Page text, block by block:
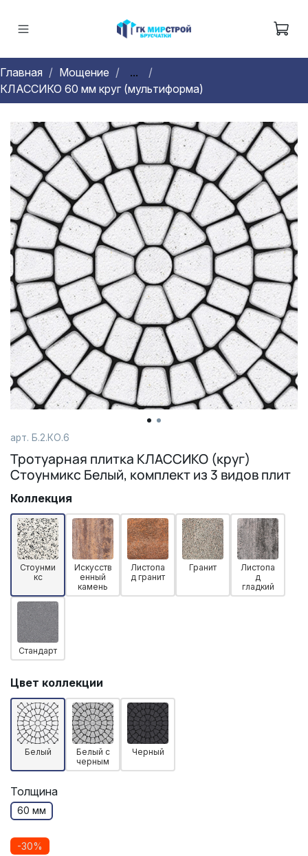
Главная Мощение
...
КЛАССИКО 60 мм круг (мультиформа)
арт. Б.2.КО.6
Тротуарная плитка КЛАССИКО (круг)
Стоунмикс Белый, комплект из 3 видов плит
Коллекция
Стоунми
кс
Искусств
енный
камень
Листопа
д гранит
Гранит
Листопа
д
гладкий
Стандарт
Цвет коллекции
Белый
Белый с
черным
Черный
Толщина
60 мм
-30%